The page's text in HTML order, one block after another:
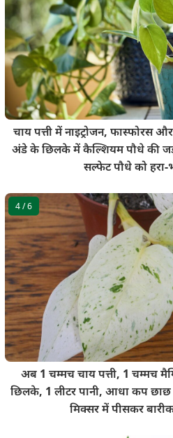
चाय पत्ती में नाइट्रोजन, फास्फोरस
अंडे के छिलके में कैल्शियम पौधे की
सल्फेट पौधे को हरा-
4/ 6
अब 1 चम्मच चाय पत्ती, 1 चम्मच
छिलके, 1 लीटर पानी, आधा कप छाछ
मिक्सर में पीसकर